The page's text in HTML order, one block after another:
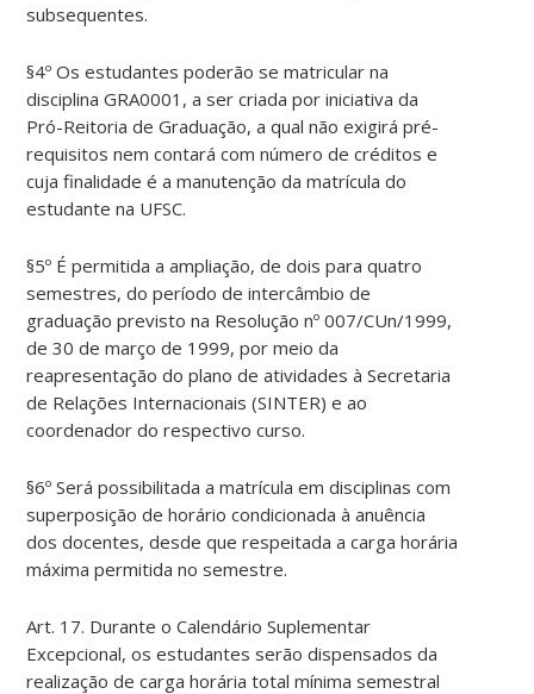
subsequentes.
§4º Os estudantes poderão se matricular na
disciplina GRA0001, a ser criada por iniciativa da
Pró-Reitoria de Graduação, a qual não exigirá pré-
requisitos nem contará com número de créditos e
cuja finalidade é a manutenção da matrícula do
estudante na UFSC.
§5º É permitida a ampliação, de dois para quatro
semestres, do período de intercâmbio de
graduação previsto na Resolução nº 007/CUn/1999,
de 30 de março de 1999, por meio da
reapresentação do plano de atividades à Secretaria
de Relações Internacionais (SINTER) e ao
coordenador do respectivo curso.
§6º Será possibilitada a matrícula em disciplinas com
superposição de horário condicionada à anuência
dos docentes, desde que respeitada a carga horária
máxima permitida no semestre.
Art. 17. Durante o Calendário Suplementar
Excepcional, os estudantes serão dispensados da
realização de carga horária total mínima semestral